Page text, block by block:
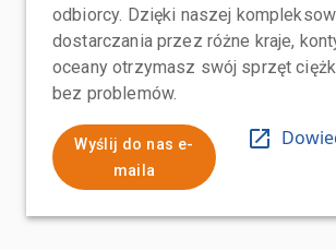
odbiorcy. Dzięki naszej
dostarczania przez różne kraje,
oceany otrzymasz swój sprzęt
bez problemów.
Wyślij do nas e-
maila